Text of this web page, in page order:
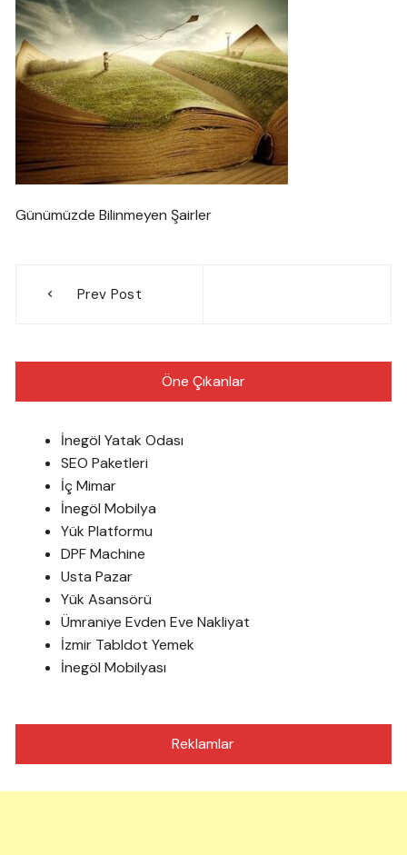
Günümüzde Bilinmeyen Şairler
gezinmesi
Prev Post
Öne Çıkanlar
İnegöl Yatak Odası
SEO Paketleri
İç Mimar
İnegöl Mobilya
Yük Platformu
DPF Machine
Usta Pazar
Yük Asansörü
Ümraniye Evden Eve Nakliyat
İzmir Tabldot Yemek
İnegöl Mobilyası
Reklamlar